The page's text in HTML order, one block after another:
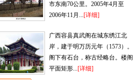
市东南70公里。2005年4月至
2006年11月...[详细]
广西容县真武阁在城东绣江北
岸，建于明万历元年（1573）。
阁下有石台，称古经略台。楼阁
平面矩形...[详细]